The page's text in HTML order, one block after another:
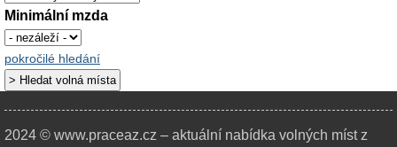
Minimální mzda
pokročilé hledání
2024 © www.praceaz.cz – aktuální nabídka volných míst z